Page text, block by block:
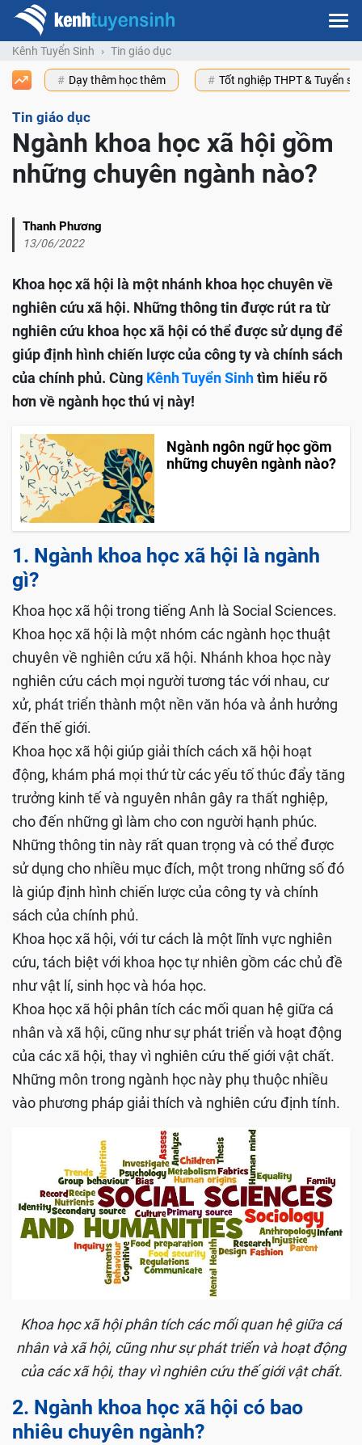
Kênh Tuyển Sinh Tin giáo dục
Dạy thêm học thêm Tốt nghiệp THPT & Tuyển
Tin giáo dục
Ngành khoa học xã hội gồm
những chuyên ngành nào?
Thanh Phương
13/06/2022
Khoa học xã hội là một nhánh khoa học chuyên về
nghiên cứu xã hội. Những thông tin được rút ra từ
nghiên cứu khoa học xã hội có thể được sử dụng để
giúp định hình chiến lược của công ty và chính sách
của chính phủ. Cùng Kênh Tuyển Sinhtìm hiểu rõ
hơn về ngành học thú vị này!
Ngành ngôn ngữ học gồm
những chuyên ngành nào?
1. Ngành khoa học xã hội là ngành
gì?
Khoa học xã hội trong tiếng Anh là Social Sciences.
Khoa học xã hội là một nhóm các ngành học thuật
chuyên về nghiên cứu xã hội. Nhánh khoa học này
nghiên cứu cách mọi người tương tác với nhau, cư
xử, phát triển thành một nền văn hóa và ảnh hưởng
đến thế giới.
Khoa học xã hội giúp giải thích cách xã hội hoạt
động, khám phá mọi thứ từ các yếu tố thúc đẩy tăng
trưởng kinh tế và nguyên nhân gây ra thất nghiệp,
cho đến những gì làm cho con người hạnh phúc.
Những thông tin này rất quan trọng và có thể được
sử dụng cho nhiều mục đích, một trong những số đó
là giúp định hình chiến lược của công ty và chính
sách của chính phủ.
Khoa học xã hội, với tư cách là một lĩnh vực nghiên
cứu, tách biệt với khoa học tự nhiên gồm các chủ đề
như vật lí, sinh học và hóa học.
Khoa học xã hội phân tích các mối quan hệ giữa cá
nhân và xã hội, cũng như sự phát triển và hoạt động
của các xã hội, thay vì nghiên cứu thế giới vật chất.
Những môn trong ngành học này phụ thuộc nhiều
vào phương pháp giải thích và nghiên cứu định tính.
Khoa học xã hội phân tích các mối quan hệ giữa cá
nhân và xã hội, cũng như sự phát triển và hoạt động
của các xã hội, thay vì nghiên cứu thế giới vật chất.
2. Ngành khoa học xã hội có bao
nhiêu chuyên ngành?